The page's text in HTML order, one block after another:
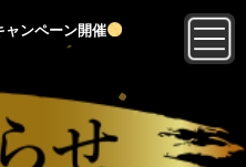
ャンペーン開催